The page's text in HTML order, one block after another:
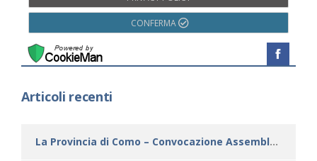
CONFERMA
Articoli recenti
La Provincia di Como – Convocazione Assemblea Straordinaria dei soci del 10 settembre 2026